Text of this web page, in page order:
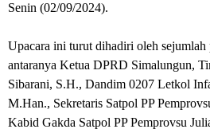
Senin (02/09/2024).
Upacara ini turut dihadiri oleh sejumlah
antaranya Ketua DPRD Simalungun,
Sibarani, S.H., Dandim 0207 Letkol
M.Han., Sekretaris Satpol PP
Kabid Gakda Satpol PP Pemprovsu